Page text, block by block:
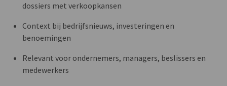
dossiers met verkoopkansen
Context bij bedrijfsnieuws, investeringen en
benoemingen
Relevant voor ondernemers, managers, beslissers en
medewerkers